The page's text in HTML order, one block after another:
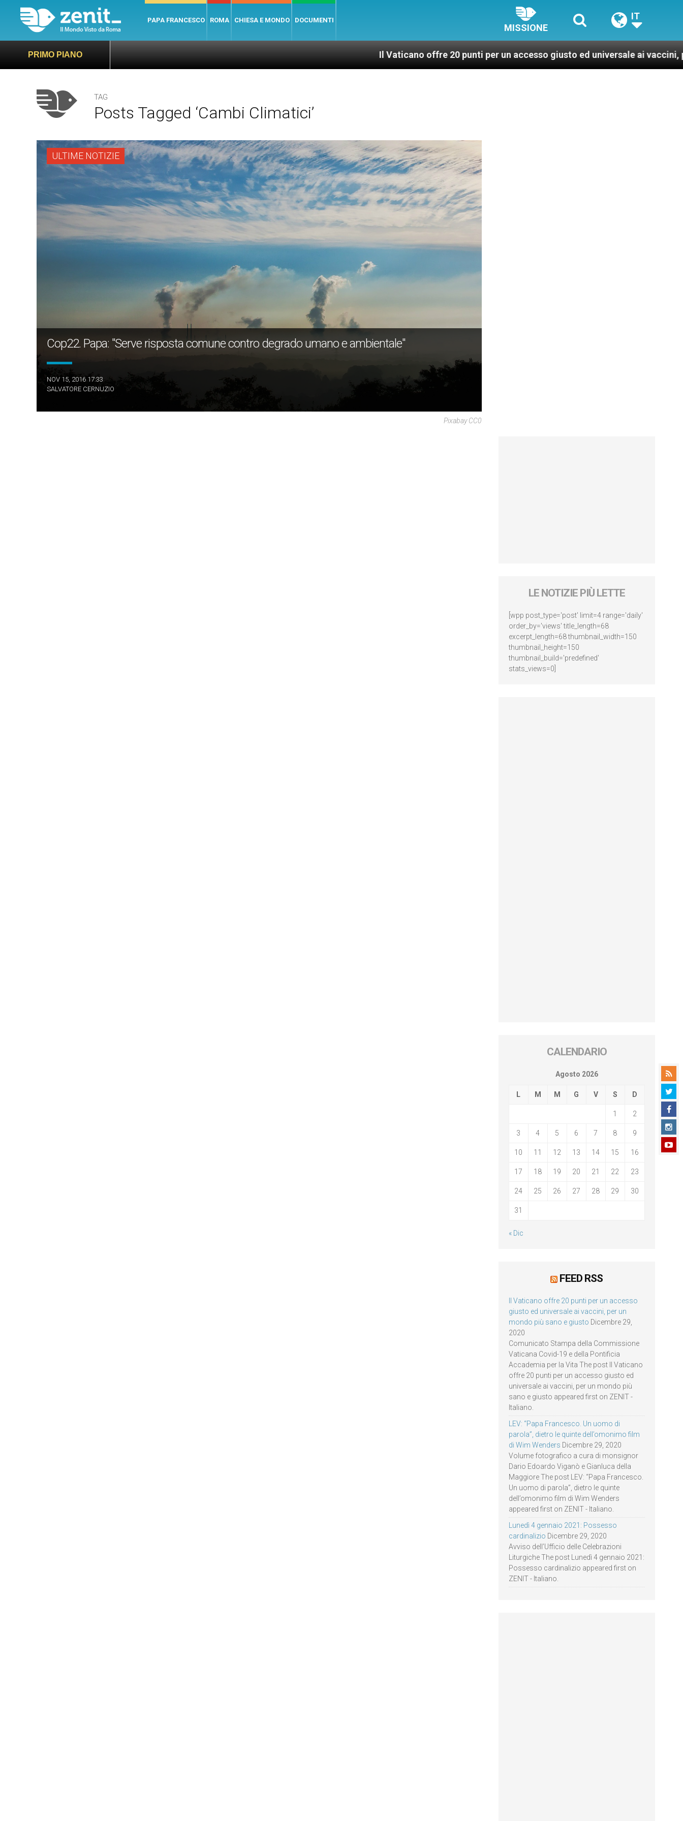
PAPA FRANCESCO ROMA CHIESA E MONDO DOCUMENTI
MISSIONE
IT
PRIMO PIANO Il Vaticano offre 20 punti per un accesso giusto ed universale ai vaccini, per un mondo
TAG
Posts Tagged ‘cambi Climatici’
ULTIME NOTIZIE
Cop22. Papa: "Serve risposta comune contro degrado umano e ambientale"
NOV 15, 2016 17:33
SALVATORE CERNUZIO
Pixabay CC0
LE NOTIZIE PIÙ LETTE
[wpp post_type='post' limit=4 range='daily'
order_by='views' title_length=68
excerpt_length=68 thumbnail_width=150
thumbnail_height=150
thumbnail_build='predefined'
stats_views=0]
CALENDARIO
Agosto 2026
L M M G V S D
1 2
3 4 5 6 7 8 9
10 11 12 13 14 15 16
17 18 19 20 21 22 23
24 25 26 27 28 29 30
31
« Dic
FEED RSS
Il Vaticano offre 20 punti per un accesso
giusto ed universale ai vaccini, per un
mondo più sano e giusto Dicembre 29,
2020
Comunicato Stampa della Commissione
Vaticana Covid-19 e della Pontificia
Accademia per la Vita The post Il Vaticano
offre 20 punti per un accesso giusto ed
universale ai vaccini, per un mondo più
sano e giusto appeared first on ZENIT -
Italiano.
LEV: “Papa Francesco. Un uomo di
parola”, dietro le quinte dell’omonimo film
di Wim Wenders Dicembre 29, 2020
Volume fotografico a cura di monsignor
Dario Edoardo Viganò e Gianluca della
Maggiore The post LEV: “Papa Francesco.
Un uomo di parola”, dietro le quinte
dell’omonimo film di Wim Wenders
appeared first on ZENIT - Italiano.
Lunedì 4 gennaio 2021: Possesso
cardinalizio Dicembre 29, 2020
Avviso dell’Ufficio delle Celebrazioni
Liturgiche The post Lunedì 4 gennaio 2021:
Possesso cardinalizio appeared first on
ZENIT - Italiano.